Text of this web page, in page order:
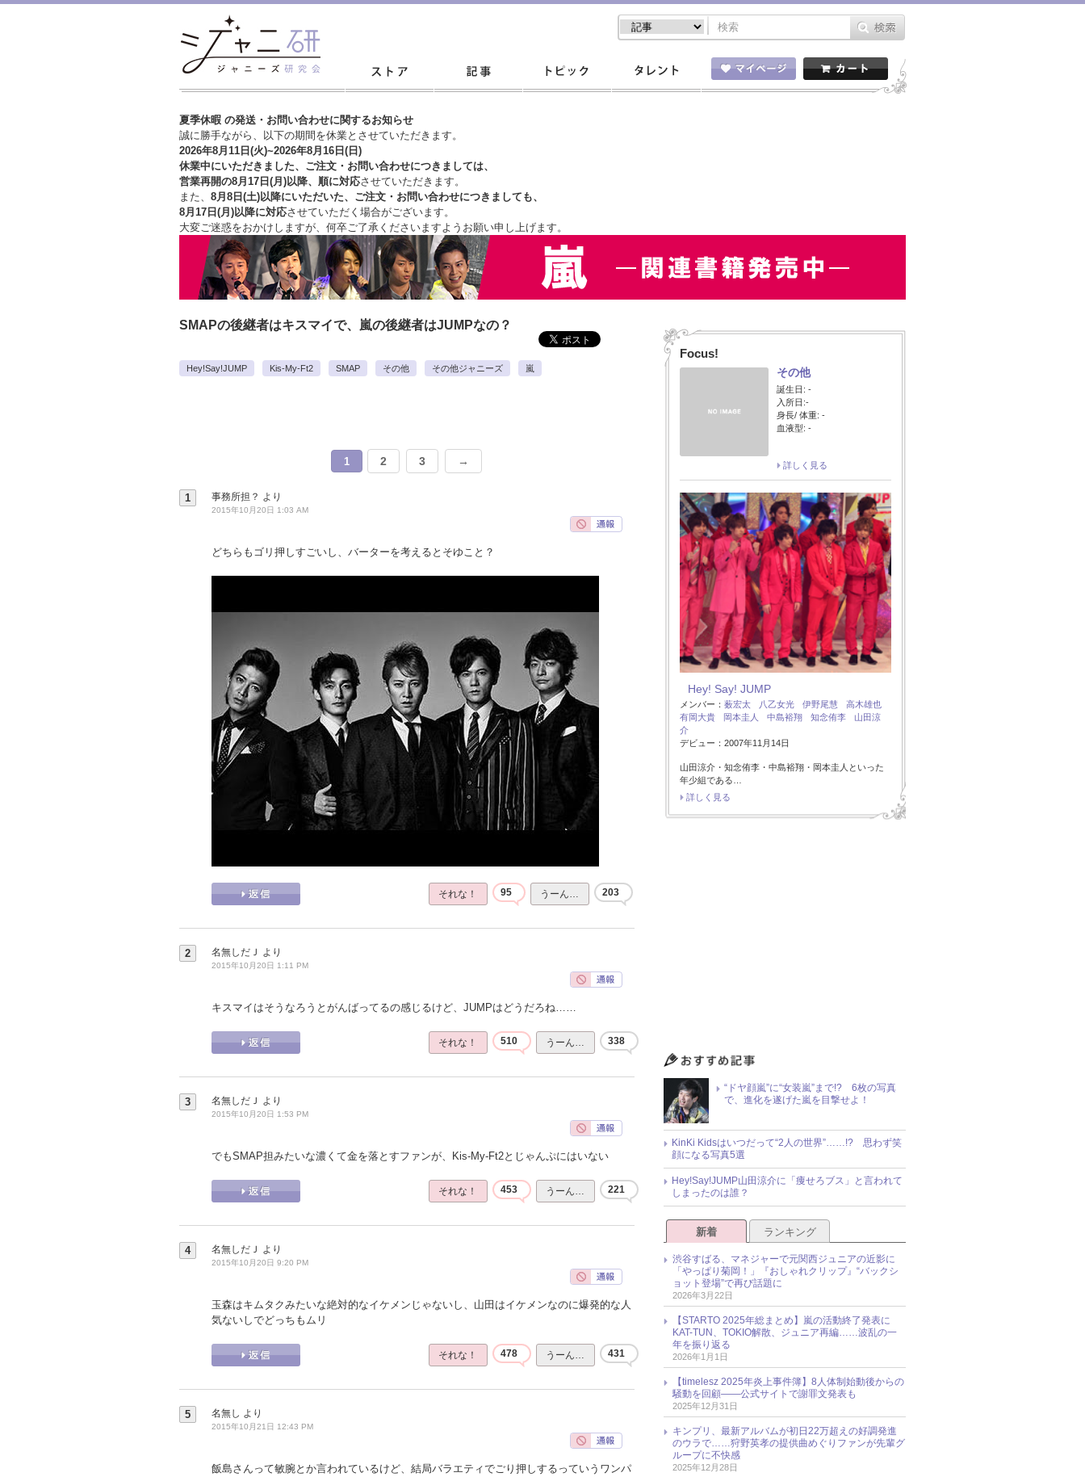
夏季休暇 の発送・お問い合わせに関するお知らせ
誠に勝手ながら、以下の期間を休業とさせていただきます。
2026年8月11日(火)~2026年8月16日(日)
休業中にいただきました、ご注文・お問い合わせにつきましては、
営業再開の8月17日(月)以降、順に対応させていただきます。
また、 8月8日(土)以降にいただいた、ご注文・ お問い合わせにつきましても、
8月17日(月)以降に対応させていただく場合がございます。
大変ご迷惑をおかけしますが、 何卒ご了承くださいますようお願い申し上げます。
SMAPの後継者はキスマイで、嵐の後継者はJUMPなの？
Hey!Say!JUMP Kis-My-Ft2 SMAP その他 その他ジャニーズ 嵐
1 2 3 →
1 事務所担？ より
2015年10月20日 1:03 AM
どちらもゴリ押しすごいし、バーターを考えるとそゆこと？
それな！ 95 うーん… 203
2 名無しだＪ より
2015年10月20日 1:11 PM
キスマイはそうなろうとがんばってるの感じるけど、JUMPはどうだろね……
それな！ 510 うーん… 338
3 名無しだＪ より
2015年10月20日 1:53 PM
でもSMAP担みたいな濃くて金を落とすファンが、Kis-My-Ft2とじゃんぷにはいない
それな！ 453 うーん… 221
4 名無しだＪ より
2015年10月20日 9:20 PM
玉森はキムタクみたいな絶対的なイケメンじゃないし、山田はイケメンなのに爆発的な人
気ないしでどっちもムリ
それな！ 478 うーん… 431
5 名無し より
2015年10月21日 12:43 PM
飯島さんって敏腕とか言われているけど、結局バラエティでごり押しするっていうワンパ
Focus!
その他
誕生日: -
入所日:-
身長/ 体重: -
血液型: -
詳しく見る
Hey! Say! JUMP
メンバー： 薮宏太 八乙女光 伊野尾慧
高木雄也
有岡大貴
岡本圭人 中島裕翔 知念侑李
山田涼
介
デビュー：2007年11月14日
山田涼介・知念侑李・中島裕翔・岡本圭人といった
年少組である…
詳しく見る
“ドヤ顔嵐”に“女装嵐”まで!? 6枚の写真
で、進化を遂げた嵐を目撃せよ！
KinKi Kidsはいつだって“2人の世界”……!? 思わず笑
顔になる写真5選
Hey!Say!JUMP山田涼介に「痩せろブス」と言われて
しまったのは誰？
新着 ランキング
渋谷すばる、マネジャーで元関西ジュニアの近影に
「やっぱり菊岡！」『おしゃれクリップ』“バックシ
ョット登場”で再び話題に
2026年3月22日
【STARTO 2025年総まとめ】嵐の活動終了発表に
KAT-TUN、TOKIO解散、ジュニア再編……波乱の一
年を振り返る
2026年1月1日
【timelesz 2025年炎上事件簿】8人体制始動後からの
騒動を回顧――公式サイトで謝罪文発表も
2025年12月31日
キンプリ、最新アルバムが初日22万超えの好調発進
のウラで……狩野英孝の提供曲めぐりファンが先輩グ
ループに不快感
2025年12月28日